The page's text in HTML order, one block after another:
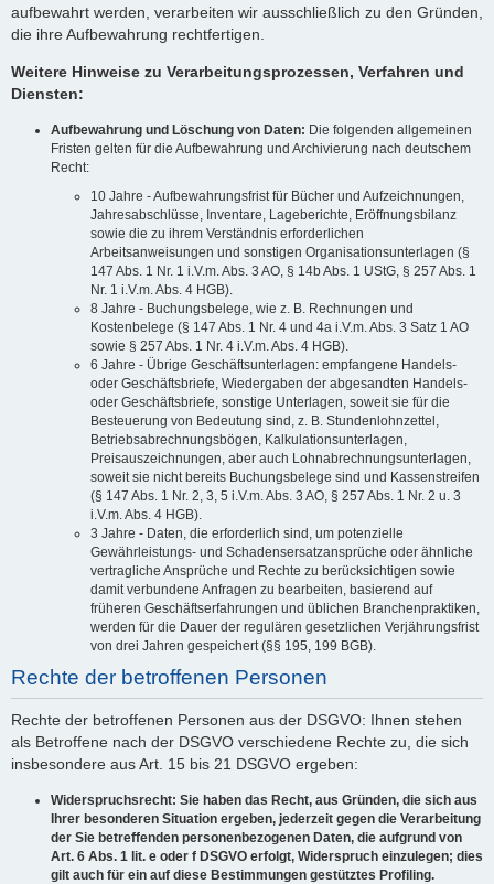
aufbewahrt werden, verarbeiten wir ausschließlich zu den Gründen,
die ihre Aufbewahrung rechtfertigen.
Weitere Hinweise zu Verarbeitungsprozessen, Verfahren und
Diensten:
Aufbewahrung und Löschung von Daten: Die folgenden allgemeinen
Fristen gelten für die Aufbewahrung und Archivierung nach deutschem
Recht:
10 Jahre - Aufbewahrungsfrist für Bücher und Aufzeichnungen,
Jahresabschlüsse, Inventare, Lageberichte, Eröffnungsbilanz
sowie die zu ihrem Verständnis erforderlichen
Arbeitsanweisungen und sonstigen Organisationsunterlagen (§
147 Abs. 1 Nr. 1 i.V.m. Abs. 3 AO, § 14b Abs. 1 UStG, § 257 Abs. 1
Nr. 1 i.V.m. Abs. 4 HGB).
8 Jahre - Buchungsbelege, wie z. B. Rechnungen und
Kostenbelege (§ 147 Abs. 1 Nr. 4 und 4a i.V.m. Abs. 3 Satz 1 AO
sowie § 257 Abs. 1 Nr. 4 i.V.m. Abs. 4 HGB).
6 Jahre - Übrige Geschäftsunterlagen: empfangene Handels-
oder Geschäftsbriefe, Wiedergaben der abgesandten Handels-
oder Geschäftsbriefe, sonstige Unterlagen, soweit sie für die
Besteuerung von Bedeutung sind, z. B. Stundenlohnzettel,
Betriebsabrechnungsbögen, Kalkulationsunterlagen,
Preisauszeichnungen, aber auch Lohnabrechnungsunterlagen,
soweit sie nicht bereits Buchungsbelege sind und Kassenstreifen
(§ 147 Abs. 1 Nr. 2, 3, 5 i.V.m. Abs. 3 AO, § 257 Abs. 1 Nr. 2 u. 3
i.V.m. Abs. 4 HGB).
3 Jahre - Daten, die erforderlich sind, um potenzielle
Gewährleistungs- und Schadensersatzansprüche oder ähnliche
vertragliche Ansprüche und Rechte zu berücksichtigen sowie
damit verbundene Anfragen zu bearbeiten, basierend auf
früheren Geschäftserfahrungen und üblichen Branchenpraktiken,
werden für die Dauer der regulären gesetzlichen Verjährungsfrist
von drei Jahren gespeichert (§§ 195, 199 BGB).
Rechte der betroffenen Personen
Rechte der betroffenen Personen aus der DSGVO: Ihnen stehen
als Betroffene nach der DSGVO verschiedene Rechte zu, die sich
insbesondere aus Art. 15 bis 21 DSGVO ergeben:
Widerspruchsrecht: Sie haben das Recht, aus Gründen, die sich aus
Ihrer besonderen Situation ergeben, jederzeit gegen die Verarbeitung
der Sie betreffenden personenbezogenen Daten, die aufgrund von
Art. 6 Abs. 1 lit. e oder f DSGVO erfolgt, Widerspruch einzulegen; dies
gilt auch für ein auf diese Bestimmungen gestütztes Profiling.